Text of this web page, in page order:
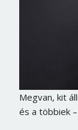
Megvan, kit
és a többiek